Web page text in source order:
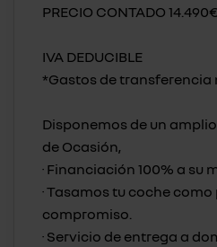
PRECIO CONTADO
IVA DEDUCIBLE
*Gastos de transferencia
Disponemos de un
de Ocasión,
· Financiación 100% a su
· Tasamos tu coche
compromiso.
· Servicio de entrega a